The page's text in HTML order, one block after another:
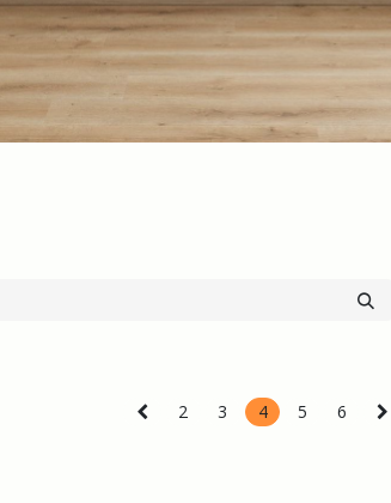
2 3 4 5 6